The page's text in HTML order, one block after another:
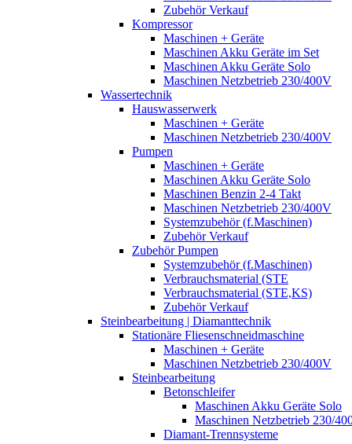
Zubehör Verkauf
Kompressor
Maschinen + Geräte
Maschinen Akku Geräte im Set
Maschinen Akku Geräte Solo
Maschinen Netzbetrieb 230/400V
Wassertechnik
Hauswasserwerk
Maschinen + Geräte
Maschinen Netzbetrieb 230/400V
Pumpen
Maschinen + Geräte
Maschinen Akku Geräte Solo
Maschinen Benzin 2-4 Takt
Maschinen Netzbetrieb 230/400V
Systemzubehör (f.Maschinen)
Zubehör Verkauf
Zubehör Pumpen
Systemzubehör (f.Maschinen)
Verbrauchsmaterial (STE
Verbrauchsmaterial (STE,KS)
Zubehör Verkauf
Steinbearbeitung | Diamanttechnik
Stationäre Fliesenschneidmaschine
Maschinen + Geräte
Maschinen Netzbetrieb 230/400V
Steinbearbeitung
Betonschleifer
Maschinen Akku Geräte Solo
Maschinen Netzbetrieb 230/
Diamant-Trennsysteme